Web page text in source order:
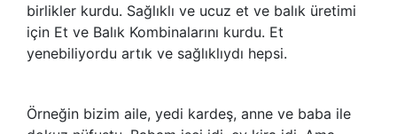
birlikler kurdu. Sağlıklı ve ucuz et ve balık üretimi
için Et ve Balık Kombinalarını kurdu. Et
yenebiliyordu artık ve sağlıklıydı hepsi.
Örneğin bizim aile, yedi kardeş, anne ve baba ile